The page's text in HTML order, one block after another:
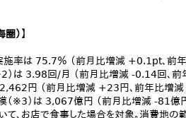
）】
率は 75.7％ （前月比増減 +0.1pt、前
は 3.98回/月 （前月比増減 -0.14回、前
円 （前月比増減 +23円、前年比増減
※3）は 3,067億円 （前月比増減 -81億
、お店で食事した場合を対象。消費地